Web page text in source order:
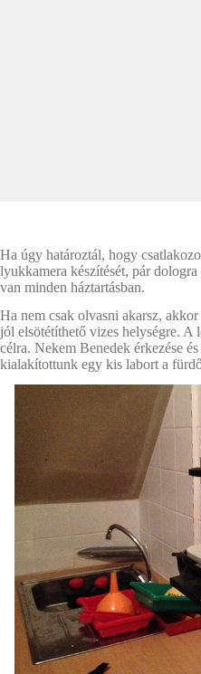
Ha úgy határoztál, hogy
lyukkamera készítését, pár
van minden háztartásban.
Ha nem csak olvasni akarsz,
jól elsötétíthető vizes helységre. A
célra. Nekem Benedek érkezése
kialakítottunk egy kis labort a